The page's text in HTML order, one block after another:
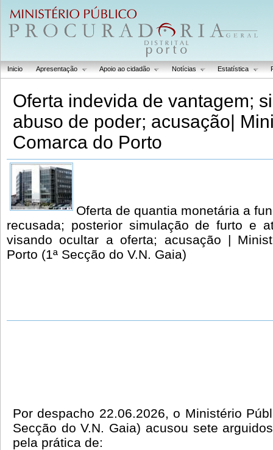
Inicio Apresentação Apoio ao cidadão Notícias Estatística
Oferta indevida de vantagem;
abuso de poder; acusação|
Comarca do Porto
Oferta de quantia monetária a
recusada; posterior simulação de furto e
visando ocultar a oferta; acusação |
Porto (1ª Secção do V.N. Gaia)
Por despacho 22.06.2026, o Ministério
Secção do V.N. Gaia) acusou sete
pela prática de: